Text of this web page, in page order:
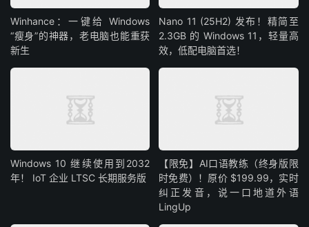
Winhance：一键给 Windows
“瘦身”的神器，老电脑也能重获
新生
Nano 11 (25H2) 发布！精简至
2.3GB 的 Windows 11，轻量高
效，低配电脑首选！
Windows 10 继续使用到2032
年！ IoT 企业 LTSC 长期服务版
【限免】AI口语教练（终身版限
时免费）！原价 $199.99，实时
纠正发音，说一口地道外语
LingUp